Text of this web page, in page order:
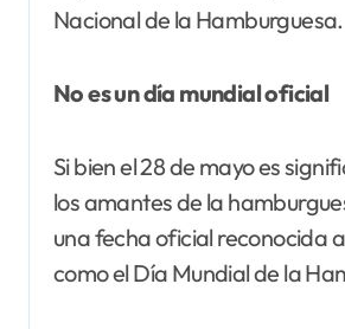
Nacional de la Hamburguesa.
No es un día mundial oficial
Si bien el 28 de mayo es
los amantes de la
una fecha oficial reconocida
como el Día Mundial de la